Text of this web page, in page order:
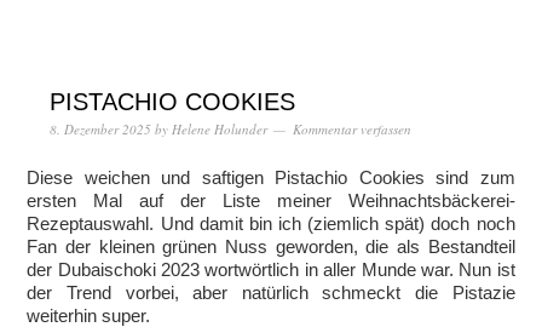
PISTACHIO COOKIES
8. Dezember 2025 by Helene Holunder Kommentar verfassen
Diese weichen und saftigen Pistachio Cookies sind zum
ersten Mal auf der Liste meiner Weihnachtsbäckerei-
Rezeptauswahl. Und damit bin ich (ziemlich spät) doch noch
Fan der kleinen grünen Nuss geworden, die als Bestandteil
der Dubaischoki 2023 wortwörtlich in aller Munde war. Nun ist
der Trend vorbei, aber natürlich schmeckt die Pistazie
weiterhin super.